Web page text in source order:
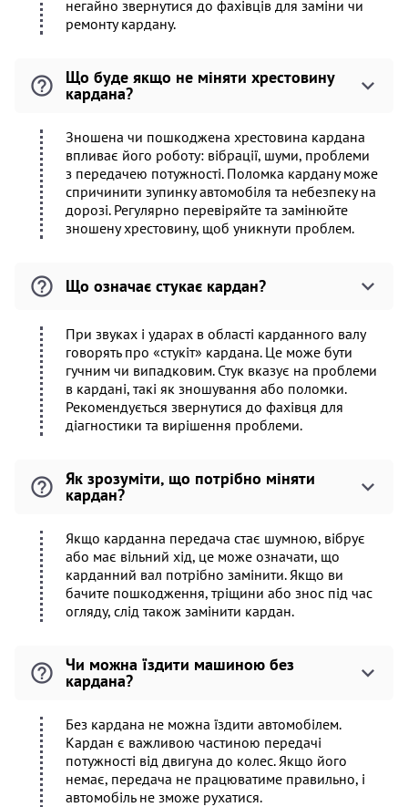
негайно звернутися до фахівців для заміни чи
ремонту кардану.
Що буде якщо не міняти хрестовину
кардана?
Зношена чи пошкоджена хрестовина кардана
впливає його роботу: вібрації, шуми, проблеми
з передачею потужності. Поломка кардану може
спричинити зупинку автомобіля та небезпеку на
дорозі. Регулярно перевіряйте та замінюйте
зношену хрестовину, щоб уникнути проблем.
Що означає стукає кардан?
При звуках і ударах в області карданного валу
говорять про «стукіт» кардана. Це може бути
гучним чи випадковим. Стук вказує на проблеми
в кардані, такі як зношування або поломки.
Рекомендується звернутися до фахівця для
діагностики та вирішення проблеми.
Як зрозуміти, що потрібно міняти
кардан?
Якщо карданна передача стає шумною, вібрує
або має вільний хід, це може означати, що
карданний вал потрібно замінити. Якщо ви
бачите пошкодження, тріщини або знос під час
огляду, слід також замінити кардан.
Чи можна їздити машиною без
кардана?
Без кардана не можна їздити автомобілем.
Кардан є важливою частиною передачі
потужності від двигуна до колес. Якщо його
немає, передача не працюватиме правильно, і
автомобіль не зможе рухатися.